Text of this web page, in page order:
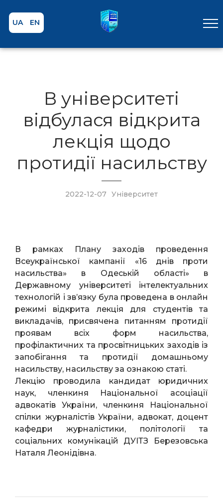
UA EN
В університеті
відбулася відкрита
лекція щодо
протидії насильству
2022-12-07 Університет
В рамках Плану заходів проведення
Всеукраїнської кампанії «16 днів проти
насильства» в Одеській області» в
Державному університеті інтелектуальних
технологій і зв’язку була проведена в онлайн
режимі відкрита лекція для студентів та
викладачів, присвячена питанням протидії
проявам всіх форм насильства,
профілактичних та просвітницьких заходів із
запобігання та протидії домашньому
насильству, насильству за ознакою статі.
Лекцію проводила кандидат юридичних
наук, членкиня Національної асоціації
адвокатів України, членкиня Національної
спілки журналістів України, адвокат, доцент
кафедри журналістики, політології та
соціальних комунікацій ДУІТЗ Березовська
Наталя Леонідівна.